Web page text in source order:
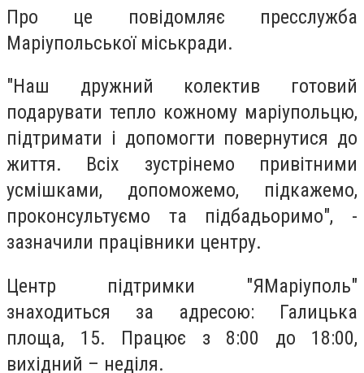
Про це повідомляє пресслужба
Маріупольської міськради.
"Наш дружний колектив готовий
подарувати тепло кожному маріупольцю,
підтримати і допомогти повернутися до
життя. Всіх зустрінемо привітними
усмішками, допоможемо, підкажемо,
проконсультуємо та підбадьоримо", -
зазначили працівники центру.
Центр підтримки "ЯМаріуполь"
знаходиться за адресою: Галицька
площа, 15. Працює з 8:00 до 18:00,
вихідний – неділя.